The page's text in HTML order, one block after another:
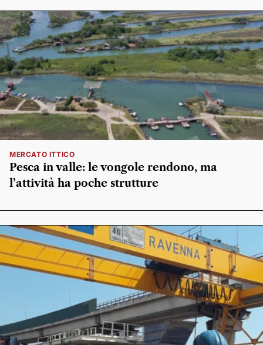
MERCATO ITTICO
Pesca in valle: le vongole rendono, ma
l’attività ha poche strutture